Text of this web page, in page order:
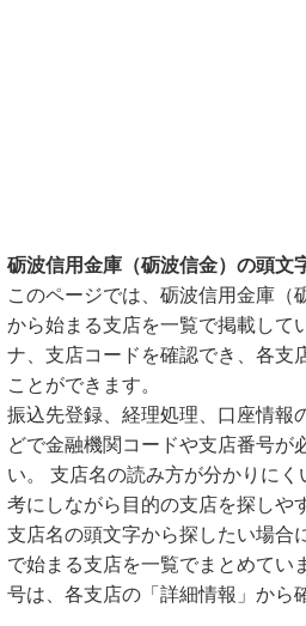
砺波信用金庫（砺波信金）の頭文
このページでは、砺波信用金庫（
から始まる支店を一覧で掲載して
ナ、支店コードを確認でき、各支
ことができます。
振込先登録、経理処理、口座情報
どで金融機関コードや支店番号が
い。 支店名の読み方が分かりに
考にしながら目的の支店を探しや
支店名の頭文字から探したい場合
で始まる支店を一覧でまとめてい
号は、各支店の「詳細情報」から